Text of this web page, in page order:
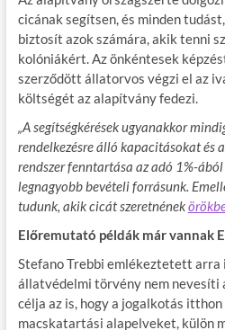
cicának segítsen, és minden
biztosít azok számára, akik tenni
kolóniákért. Az önkéntesek
szerződött állatorvos végzi el az
költségét az alapítvány fedezi.
„A segítségkérések ugyanakkor
rendelkezésre álló kapacitásokat és
rendszer fenntartása az adó 1%-
legnagyobb bevételi forrásunk.
tudunk, akik cicát szeretnének
Előremutató példák már vannak
Stefano Trebbi emlékeztetett arra
állatvédelmi törvény nem nevesíti
célja az is, hogy a jogalkotás itthon
macskatartási alapelveket, külön